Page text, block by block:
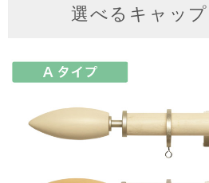
選べるキャッ